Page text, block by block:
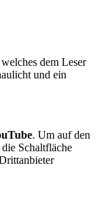
dem Leser
und ein
. Um auf den
Schaltfläche